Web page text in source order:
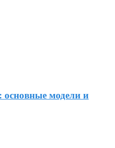
основные модели и